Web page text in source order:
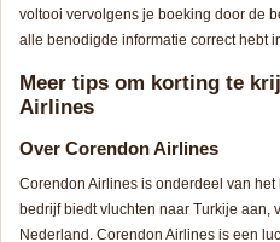
voltooi vervolgens je boeking door de
alle benodigde informatie correct hebt
Meer tips om korting te
Airlines
Over Corendon Airlines
Corendon Airlines is onderdeel van
bedrijf biedt vluchten naar Turkije aan,
Nederland. Corendon Airlines is een